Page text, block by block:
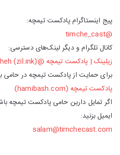
پیج اینستاگرام پادکست تیمچه:
@timche_cast
کانال تلگرام و دیگر لینک‌های دسترسی:
زیلینک | پادکست تیمچه @timcheh (zil.ink)
برای حمایت از پادکست تیمچه در حامی
پادکست تیمچه (hamibash.com)
اگر تمایل دارین حامی پادکست تیمچه
ایمیل بزنید:
salam@timchecast.com